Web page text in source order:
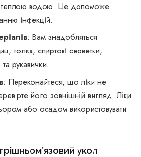
теплою водою. Це допоможе
інфекцій.
: Вам знадобляться
голка, спиртові серветки,
рукавички.
: Переконайтеся, що ліки не
його зовнішній вигляд. Ліки
або осадом використовувати
укол